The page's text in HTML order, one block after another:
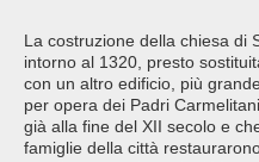
La costruzione della chiesa di
intorno al 1320, presto
con un altro edificio, più
per opera dei Padri
già alla fine del XII secolo e
famiglie della città